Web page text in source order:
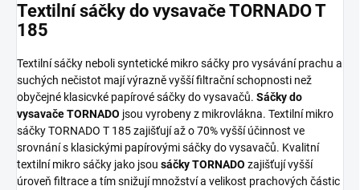
Textilní sáčky do vysavače TORNADO T
185
Textilní sáčky neboli syntetické mikro sáčky pro vysávání prachu a
suchých nečistot mají výrazně vyšší filtrační schopnosti než
obyčejné klasicvké papírové sáčky do vysavačů. Sáčky do
vysavače TORNADO jsou vyrobeny z mikrovlákna. Textilní mikro
sáčky TORNADO T 185 zajišťují až o 70% vyšší účinnost ve
srovnání s klasickými papírovými sáčky do vysavačů. Kvalitní
textilní mikro sáčky jako jsou sáčky TORNADO zajišťují vyšší
úroveň filtrace a tím snižují množství a velikost prachových částic